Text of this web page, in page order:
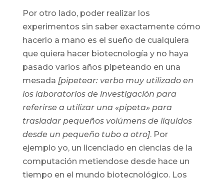
Por otro lado, poder realizar los
experimentos sin saber exactamente cómo
hacerlo a mano es el sueño de cualquiera
que quiera hacer biotecnología y no haya
pasado varios años pipeteando en una
mesada [pipetear: verbo muy utilizado en
los laboratorios de investigación para
referirse a utilizar una «pipeta» para
trasladar pequeños volúmens de líquidos
desde un pequeño tubo a otro]. Por
ejemplo yo, un licenciado en ciencias de la
computación metiendose desde hace un
tiempo en el mundo biotecnológico. Los